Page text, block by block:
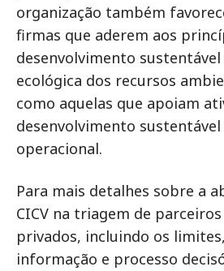
organização também
firmas que aderem aos
desenvolvimento sustentável
ecológica dos recursos
como aquelas que apoiam
desenvolvimento
operacional.
Para mais detalhes sobre a
CICV na triagem de
privados, incluindo os
informação e processo